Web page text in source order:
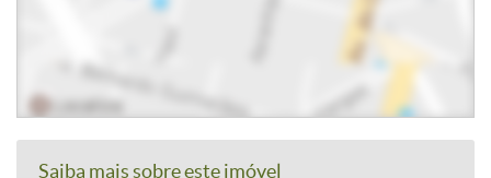
Saiba mais sobre este imóvel